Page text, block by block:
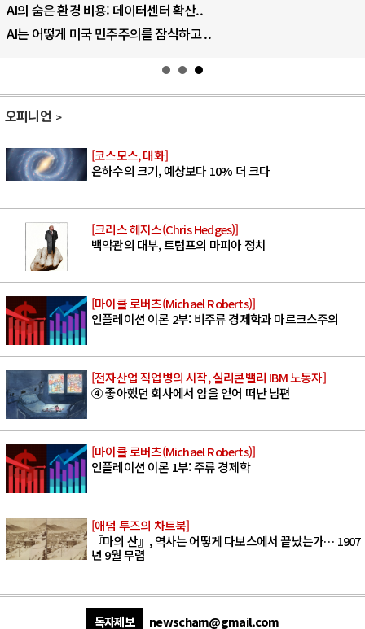
AI의 숨은 환경 비용: 데이터센터 확산..
AI는 어떻게 미국 민주주의를 잠식하고 ..
오피니언
[코스모스, 대화]
은하수의 크기, 예상보다 10% 더 크다
[크리스 헤지스(Chris Hedges)]
백악관의 대부, 트럼프의 마피아 정치
[마이클 로버츠(Michael Roberts)]
인플레이션 이론 2부: 비주류 경제학과 마르크스주의
[전자산업 직업병의 시작, 실리콘밸리 IBM 노동자]
④ 좋아했던 회사에서 암을 얻어 떠난 남편
[마이클 로버츠(Michael Roberts)]
인플레이션 이론 1부: 주류 경제학
[애덤 투즈의 차트북]
『마의 산』, 역사는 어떻게 다보스에서 끝났는가… 1907
년 9월 무렵
독자제보 newscham@gmail.com